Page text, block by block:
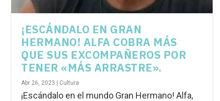
¡ESCÁNDALO EN GRAN
HERMANO! ALFA COBRA MÁS
QUE SUS EXCOMPAÑEROS POR
TENER «MÁS ARRASTRE».
Abr 26, 2023 | Cultura
¡Escándalo en el mundo Gran Hermano! Alfa,